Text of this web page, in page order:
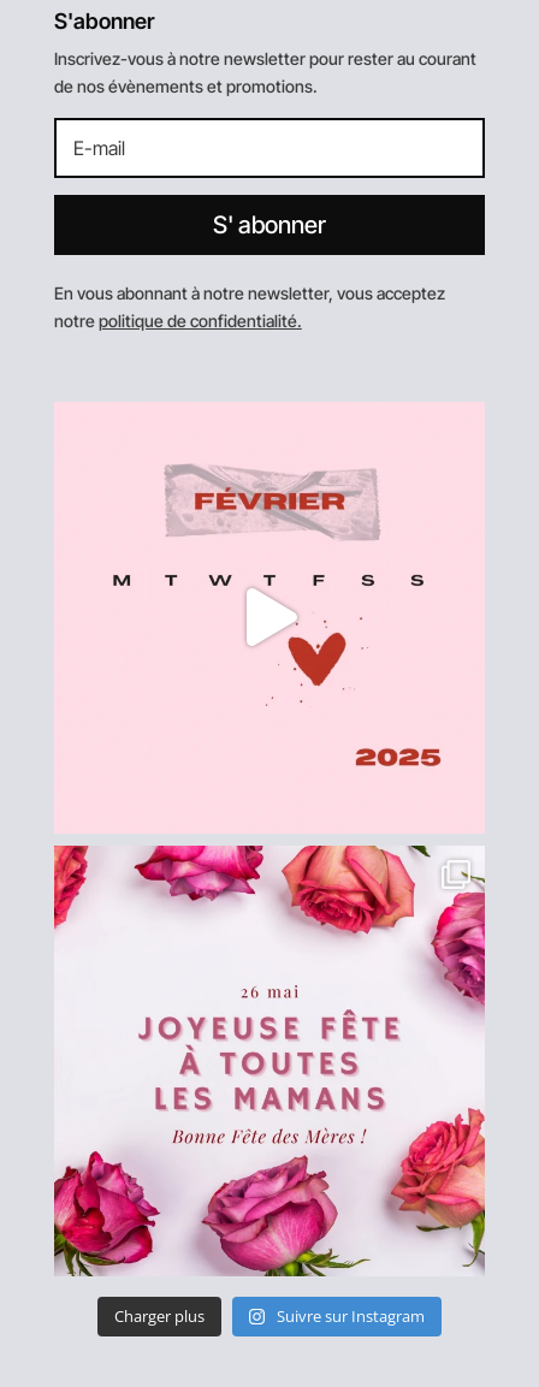
S'abonner
Inscrivez-vous à notre newsletter pour rester au courant
de nos évènements et promotions.
S' abonner
En vous abonnant à notre newsletter, vous acceptez
notrepolitique de confidentialité.
Charger plus Suivre sur Instagram